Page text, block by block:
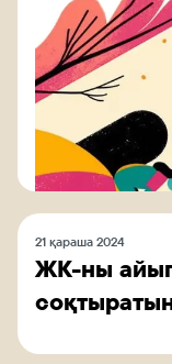
21 қараша 2024
ЖК-ны